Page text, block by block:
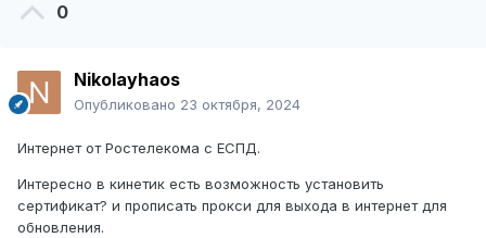
0
Nikolayhaos
Опубликовано 23 октября, 2024
Интернет от Ростелекома с ЕСПД.
Интересно в кинетик есть возможность установить
сертификат? и прописать прокси для выхода в интернет для
обновления.